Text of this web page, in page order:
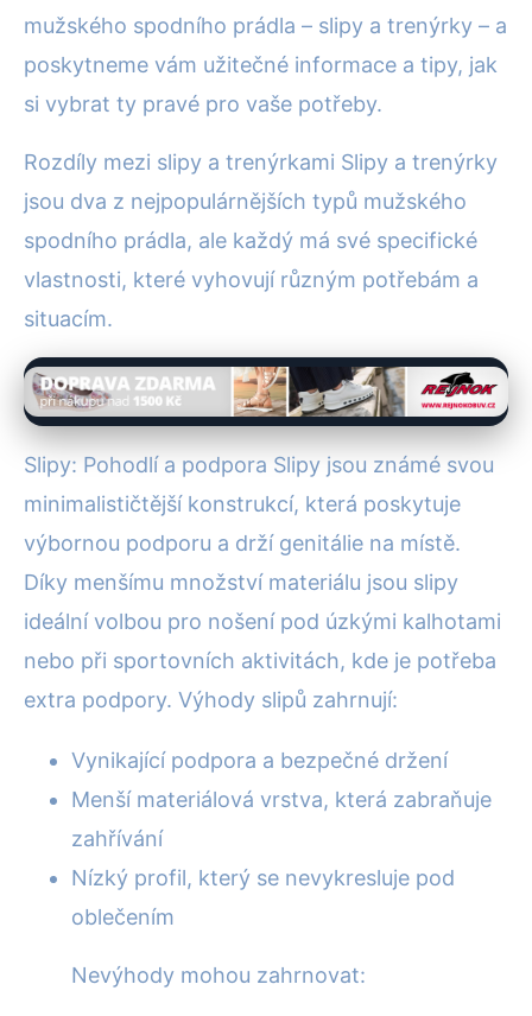
mužského spodního prádla – slipy a trenýrky – a
poskytneme vám užitečné informace a tipy, jak
si vybrat ty pravé pro vaše potřeby.
Rozdíly mezi slipy a trenýrkami Slipy a trenýrky
jsou dva z nejpopulárnějších typů mužského
spodního prádla, ale každý má své specifické
vlastnosti, které vyhovují různým potřebám a
situacím.
Slipy: Pohodlí a podpora Slipy jsou známé svou
minimalističtější konstrukcí, která poskytuje
výbornou podporu a drží genitálie na místě.
Díky menšímu množství materiálu jsou slipy
ideální volbou pro nošení pod úzkými kalhotami
nebo při sportovních aktivitách, kde je potřeba
extra podpory. Výhody slipů zahrnují:
Vynikající podpora a bezpečné držení
Menší materiálová vrstva, která zabraňuje
zahřívání
Nízký profil, který se nevykresluje pod
oblečením
Nevýhody mohou zahrnovat: